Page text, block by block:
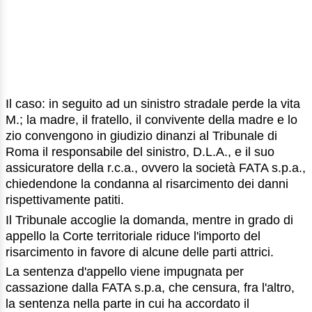
Il caso: in seguito ad un sinistro stradale perde la vita
M.; la madre, il fratello, il convivente della madre e lo
zio convengono in giudizio dinanzi al Tribunale di
Roma il responsabile del sinistro, D.L.A., e il suo
assicuratore della r.c.a., ovvero la società FATA s.p.a.,
chiedendone la condanna al risarcimento dei danni
rispettivamente patiti.
Il Tribunale accoglie la domanda, mentre in grado di
appello la Corte territoriale riduce l'importo del
risarcimento in favore di alcune delle parti attrici.
La sentenza d'appello viene impugnata per
cassazione dalla FATA s.p.a, che censura, fra l'altro,
la sentenza nella parte in cui ha accordato il